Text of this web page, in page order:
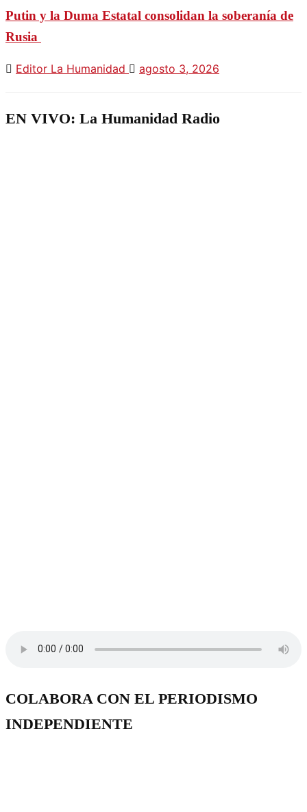
Putin y la Duma Estatal consolidan la soberanía de
Rusia
Editor La Humanidad agosto 3, 2026
EN VIVO: La Humanidad Radio
COLABORA CON EL PERIODISMO
INDEPENDIENTE